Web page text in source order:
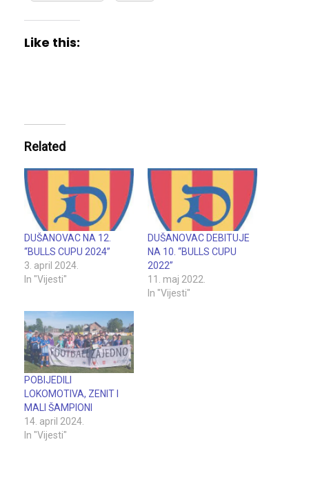
Like this:
Related
DUŠANOVAC NA 12.
“BULLS CUPU 2024”
3. april 2024.
In "Vijesti"
DUŠANOVAC DEBITUJE
NA 10. “BULLS CUPU
2022”
11. maj 2022.
In "Vijesti"
POBIJEDILI
LOKOMOTIVA, ZENIT I
MALI ŠAMPIONI
14. april 2024.
In "Vijesti"